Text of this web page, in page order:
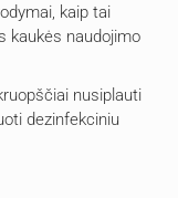
kaip tai
kaukės naudojimo
nusiplauti
dezinfekciniu